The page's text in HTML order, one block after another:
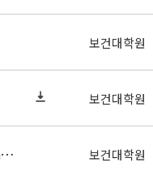
보건대학원
보건대학원
2021년 지역사회보건실습 안내(Notice for 2021 Community Health Field Training) 보건대학원